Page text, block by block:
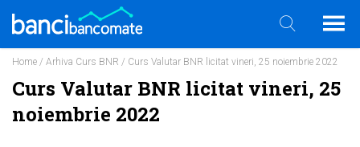
Home / Arhiva Curs BNR / Curs Valutar BNR licitat vineri, 25 noiembrie 2022
Curs Valutar BNR licitat vineri, 25
noiembrie 2022